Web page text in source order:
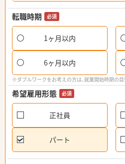
転職時期 必須
1ヶ月以内
6ヶ月以内
※ダブルワークをお考えの方は、就業開始時期の
希望雇用形態 必須
正社員
パート